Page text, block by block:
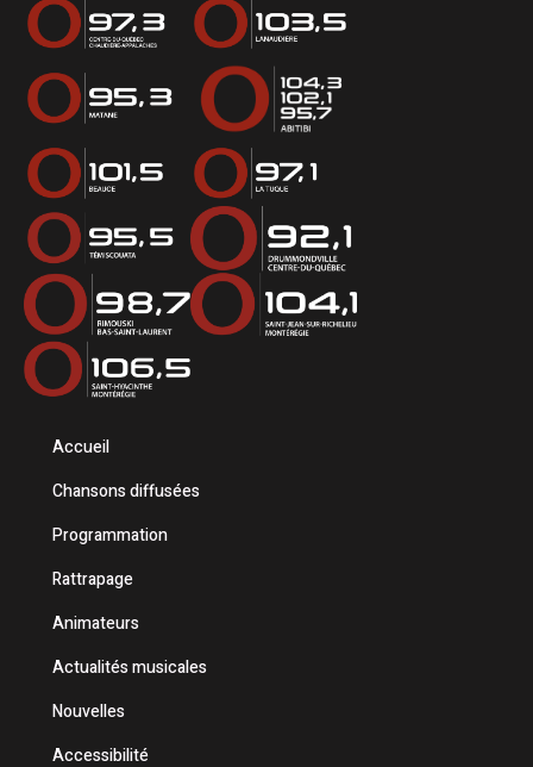
Accueil
Chansons diffusées
Programmation
Rattrapage
Animateurs
Actualités musicales
Nouvelles
Accessibilité